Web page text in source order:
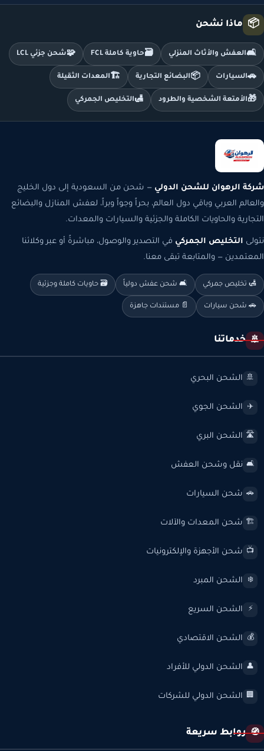
📦 ماذا نشحن
🛋️العفش والأثاث المنزلي 🗃️حاوية كاملة FCL 🧩شحن جزئي LCL
🚗السيارات 📦البضائع التجارية 🏗️ المعدات الثقيلة
🎁الأمتعة الشخصية والطرود 🛃التخليص الجمركي
شركة الرهوان للشحن الدولي — شحن من السعودية إلى دول الخليج
والعالم العربي وباقي دول العالم، بحراً وجواً وبراً، لعفش المنازل والبضائع
التجارية والحاويات الكاملة والجزئية والسيارات والمعدات.
نتولى التخليص الجمركي في التصدير والوصول، مباشرةً أو عبر وكلائنا
المعتمدين — والمتابعة تبقى معنا.
🛃 تخليص جمركي 🛋️ شحن عفش دولياً 🗃️ حاويات كاملة وجزئية
🚗 شحن سيارات 📄 مستندات جاهزة
🚢 خدماتنا
🚢 الشحن البحري
✈️ الشحن الجوي
🛣️ الشحن البري
🛋️ نقل وشحن العفش
🚗 شحن السيارات
🏗️ شحن المعدات والآلات
📺 شحن الأجهزة والإلكترونيات
❄️ الشحن المبرد
⚡ الشحن السريع
💰 الشحن الاقتصادي
👤 الشحن الدولي للأفراد
🏢 الشحن الدولي للشركات
🧭 روابط سريعة